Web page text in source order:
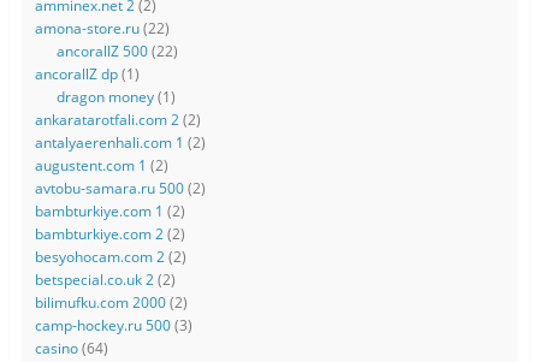
amminex.net 2(2)
amona-store.ru(22)
ancorallZ 500(22)
ancorallZ dp(1)
dragon money(1)
ankaratarotfali.com 2(2)
antalyaerenhali.com 1 (2)
augustent.com 1 (2)
avtobu-samara.ru 500(2)
bambturkiye.com 1 (2)
bambturkiye.com 2(2)
besyohocam.com 2(2)
betspecial.co.uk 2(2)
bilimufku.com 2000(2)
camp-hockey.ru 500(3)
casino(64)